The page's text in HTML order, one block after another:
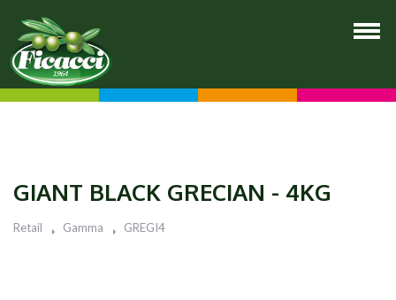
GIANT BLACK GRECIAN - 4KG
Retail Gamma GREGI4